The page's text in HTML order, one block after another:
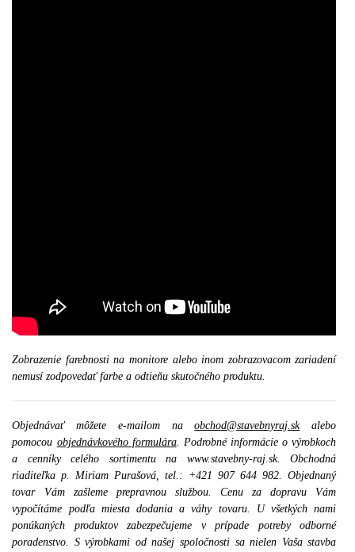
Zobrazenie farebnosti na monitore alebo inom zobrazovacom zariadení
nemusí zodpovedať farbe a odtieňu skutočného produktu.
Objednávať môžete e-mailom naobchod@stavebnyraj.skalebo
pomocou objednávkového formulára. Podrobné informácie o výrobkoch
a cenníky celého sortimentu na www.stavebny-raj.sk. Obchodná
riaditeľka p. Miriam Purašová, tel.: +421 907 644 982. Objednaný
tovar Vám zašleme prepravnou službou. Cenu za dopravu Vám
vypočítáme podľa miesta dodania a váhy tovaru. U všetkých nami
ponúkaných produktov zabezpečujeme v prípade potreby odborné
poradenstvo. S výrobkami od našej spoločnosti sa nielen Vaša stavba